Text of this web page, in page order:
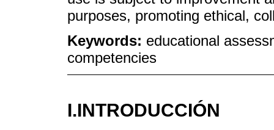
purposes, promoting ethical,
Keywords: educational
competencies
I.INTRODUCCIÓN